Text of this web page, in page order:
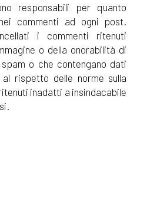
responsabili per quanto
commenti ad ogni post.
i commenti ritenuti
o della onorabilità di
o che contengano dati
rispetto delle norme sulla
inadatti a insindacabile